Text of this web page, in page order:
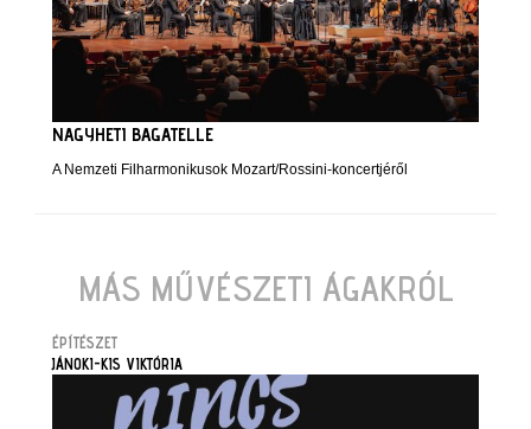
NAGYHETI BAGATELLE
A Nemzeti Filharmonikusok Mozart/Rossini-koncertjéről
MÁS MŰVÉSZETI ÁGAKRÓL
ÉPÍTÉSZET
JÁNOKI-KIS VIKTÓRIA